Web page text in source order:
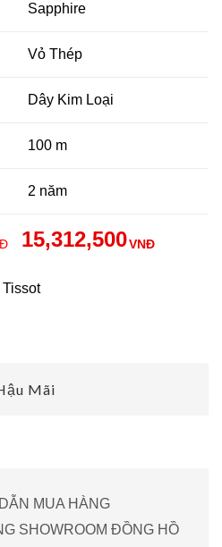
Sapphire
Vỏ Thép
Dây Kim Loại
100 m
2 năm
15,312,500VNĐ
Tissot
Mãi
MUA HÀNG
SHOWROOM ĐỒNG HỒ